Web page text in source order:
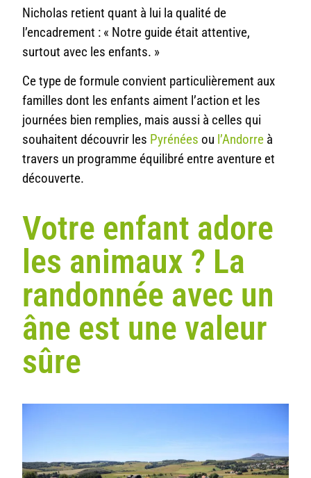
Nicholas retient quant à lui la qualité de
l’encadrement : « Notre guide était attentive,
surtout avec les enfants. »
Ce type de formule convient particulièrement aux
familles dont les enfants aiment l’action et les
journées bien remplies, mais aussi à celles qui
souhaitent découvrir les Pyrénées ou l’Andorre à
travers un programme équilibré entre aventure et
découverte.
Votre enfant adore
les animaux ? La
randonnée avec un
âne est une valeur
sûre